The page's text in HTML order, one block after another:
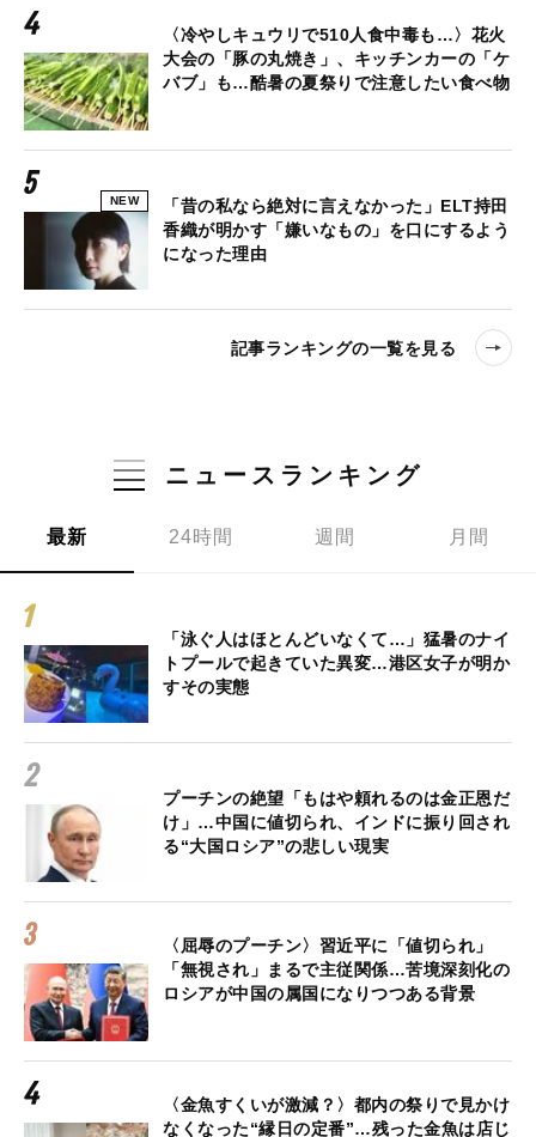
〈冷やしキュウリで510人食中毒も…〉花火
大会の「豚の丸焼き」、キッチンカーの「ケ
バブ」も…酷暑の夏祭りで注意したい食べ物
NEW
「昔の私なら絶対に言えなかった」ELT持田
香織が明かす「嫌いなもの」を口にするよう
になった理由
記事ランキングの一覧を見る
ニュースランキング
最新 24時間 週間 月間
「泳ぐ人はほとんどいなくて…」猛暑のナイ
トプールで起きていた異変…港区女子が明か
すその実態
プーチンの絶望「もはや頼れるのは金正恩だ
け」…中国に値切られ、インドに振り回され
る“大国ロシア”の悲しい現実
〈屈辱のプーチン〉習近平に「値切られ」
「無視され」まるで主従関係…苦境深刻化の
ロシアが中国の属国になりつつある背景
〈金魚すくいが激減？〉都内の祭りで見かけ
なくなった“縁日の定番”…残った金魚は店じ